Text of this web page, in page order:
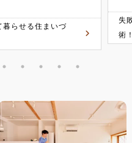
住み替え成功
犬
載